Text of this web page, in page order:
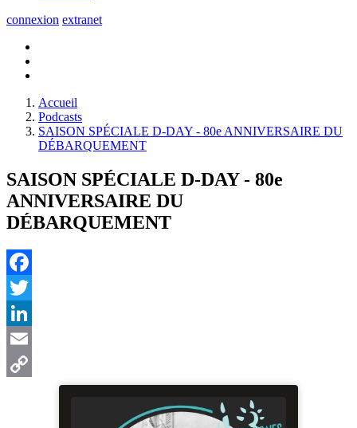
connexion extranet
Accueil
Podcasts
SAISON SPÉCIALE D-DAY - 80e ANNIVERSAIRE DU
DÉBARQUEMENT
SAISON SPÉCIALE D-DAY - 80e
ANNIVERSAIRE DU
DÉBARQUEMENT
Facebook
Twitter
LinkedIn
Email